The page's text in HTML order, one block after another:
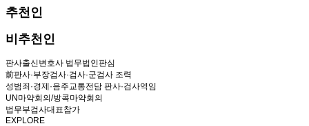
추천인
비추천인
판사출신변호사 법무법인판심
前판사·부장검사·검사·군검사 조력
성범죄·경제·음주교통전담 판사·검사역임
UN마약회의/방콕마약회의
법무부검사대표참가
EXPLORE